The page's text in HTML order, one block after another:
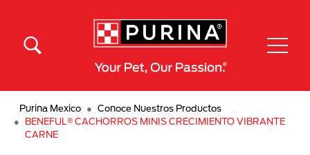
Purina Mexico
Conoce Nuestros Productos
BENEFUL® CACHORROS MINIS CRECIMIENTO VIBRANTE
CARNE